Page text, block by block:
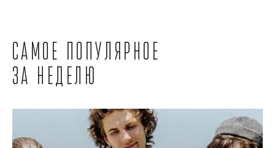
Самое популярное
за неделю